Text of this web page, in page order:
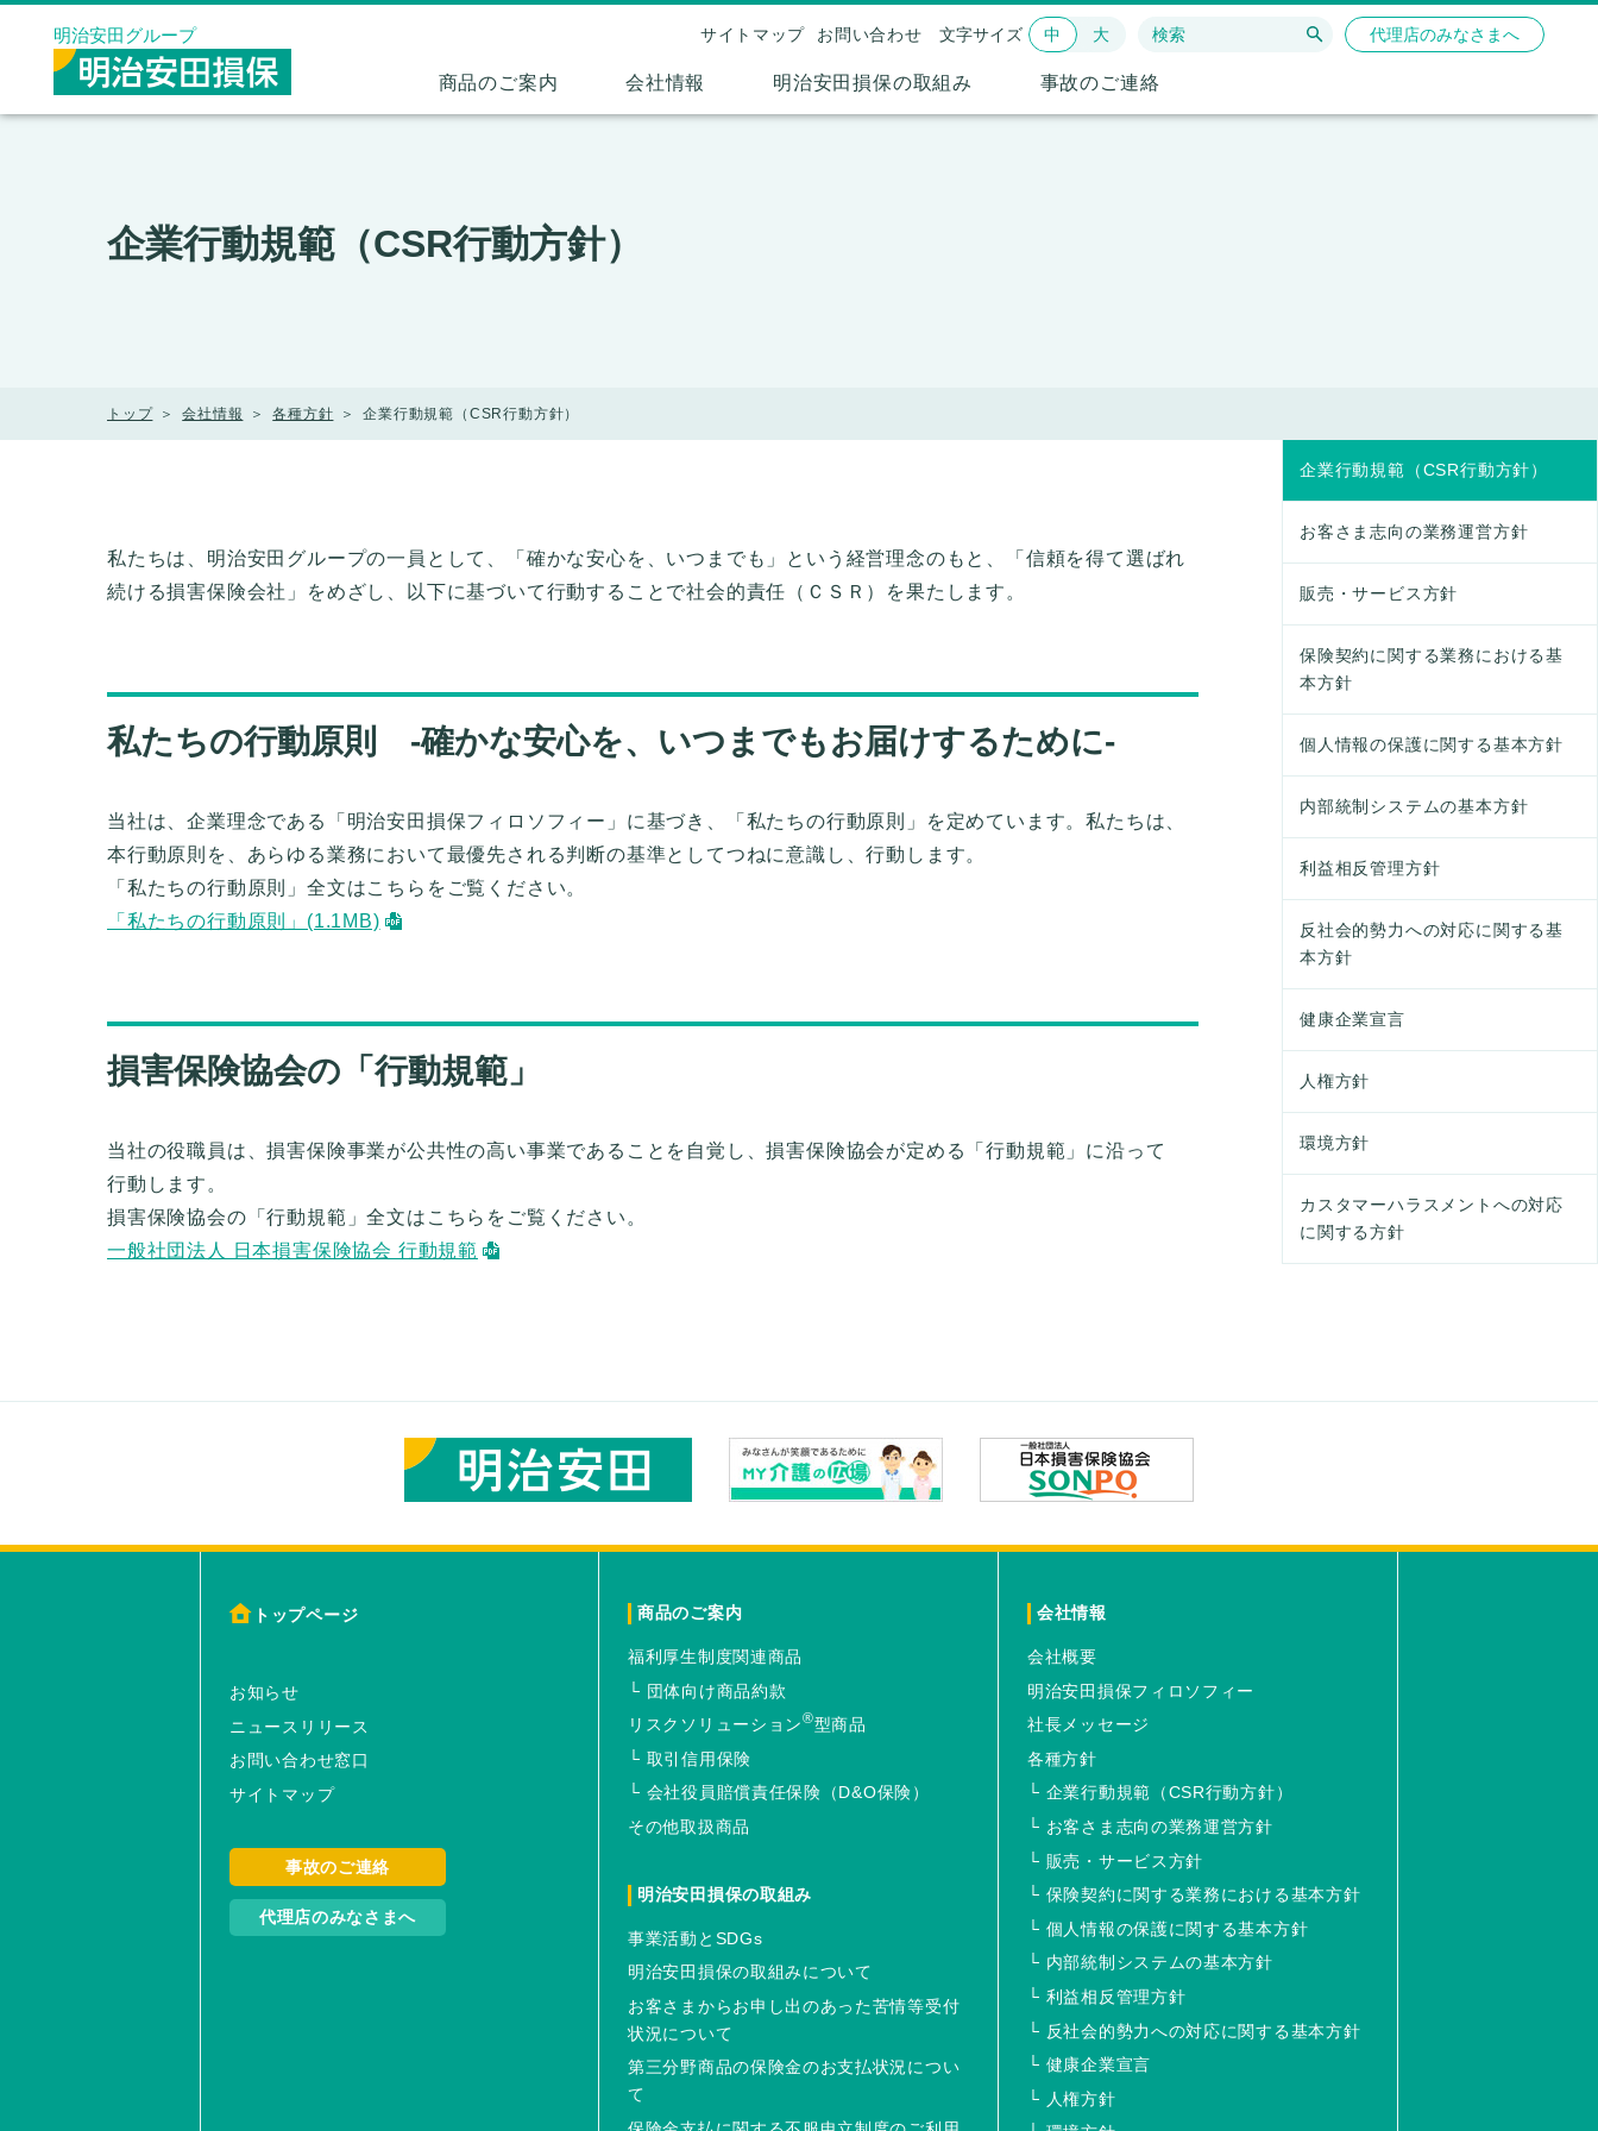
明治安田グループ
サイトマップ お問い合わせ 文字サイズ 中 大 代理店のみなさまへ
商品のご案内 会社情報 明治安田損保の取組み 事故のご連絡
企業行動規範（CSR行動方針）
トップ 会社情報 各種方針 企業行動規範（CSR行動方針）
私たちは、明治安田グループの一員として、「確かな安心を、いつまでも」という経営理念のもと、「信頼を得て選ばれ
続ける損害保険会社」をめざし、以下に基づいて行動することで社会的責任（ＣＳＲ）を果たします。
私たちの行動原則 ‐確かな安心を、いつまでもお届けするために‐
当社は、企業理念である「明治安田損保フィロソフィー」に基づき、「私たちの行動原則」を定めています。私たちは、
本行動原則を、あらゆる業務において最優先される判断の基準としてつねに意識し、行動します。
「私たちの行動原則」全文はこちらをご覧ください。
「私たちの行動原則」(1.1MB)
損害保険協会の「行動規範」
当社の役職員は、損害保険事業が公共性の高い事業であることを自覚し、損害保険協会が定める「行動規範」に沿って
行動します。
損害保険協会の「行動規範」全文はこちらをご覧ください。
一般社団法人 日本損害保険協会 行動規範
企業行動規範（CSR行動方針）
お客さま志向の業務運営方針
販売・サービス方針
保険契約に関する業務における基
本方針
個人情報の保護に関する基本方針
内部統制システムの基本方針
利益相反管理方針
反社会的勢力への対応に関する基
本方針
健康企業宣言
人権方針
環境方針
カスタマーハラスメントへの対応
に関する方針
トップページ
お知らせ
ニュースリリース
お問い合わせ窓口
サイトマップ
事故のご連絡
代理店のみなさまへ
商品のご案内
福利厚生制度関連商品
団体向け商品約款
リスクソリューション®型商品
取引信用保険
会社役員賠償責任保険（D&O保険）
その他取扱商品
明治安田損保の取組み
事業活動とSDGs
明治安田損保の取組みについて
お客さまからお申し出のあった苦情等受付
状況について
第三分野商品の保険金のお支払状況につい
て
会社情報
会社概要
明治安田損保フィロソフィー
社長メッセージ
各種方針
企業行動規範（CSR行動方針）
お客さま志向の業務運営方針
販売・サービス方針
保険契約に関する業務における基本方針
個人情報の保護に関する基本方針
内部統制システムの基本方針
利益相反管理方針
反社会的勢力への対応に関する基本方針
健康企業宣言
人権方針